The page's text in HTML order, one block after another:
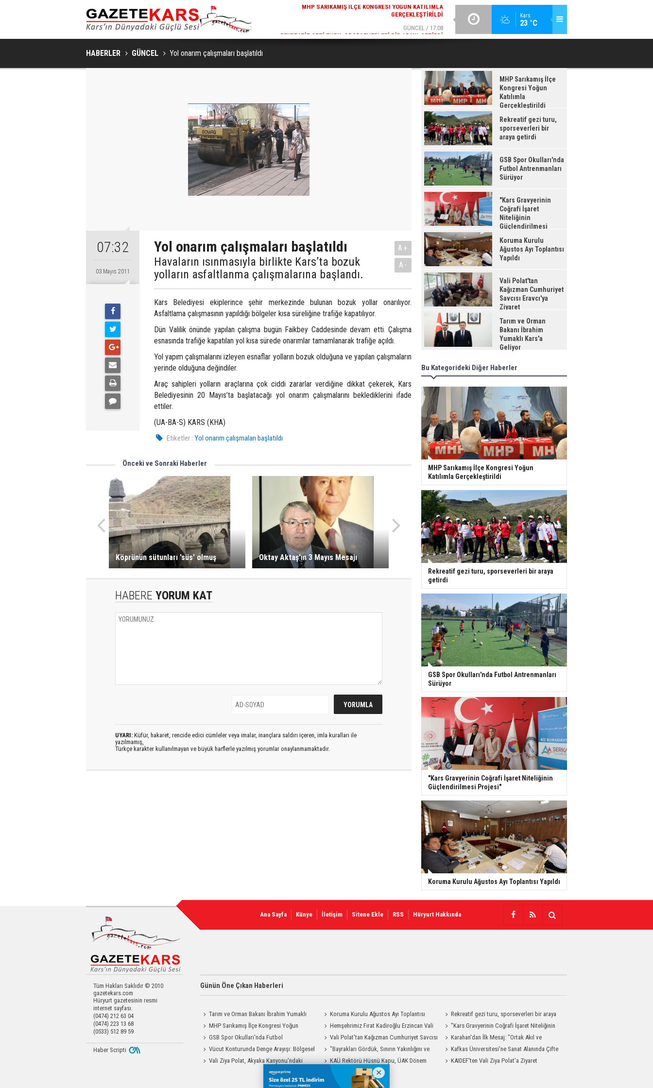
Kars
23 °C
GÜNCEL / 17:08
GSB SPOR OKULLARI'NDA FUTBOL ANTRENMANLARI SÜRÜYOR
HABERLER GÜNCEL Yol onarım çalışmaları başlatıldı
07:32
03 Mayıs 2011
Yol onarım çalışmaları başlatıldı
Havaların ısınmasıyla birlikte Kars’ta bozuk
yolların asfaltlanma çalışmalarına başlandı.
A+
A-
Kars Belediyesi ekiplerince şehir merkezinde bulunan bozuk yollar onarılıyor.
Asfaltlama çalışmasının yapıldığı bölgeler kısa süreliğine trafiğe kapatılıyor.
Dün Valilik önünde yapılan çalışma bugün Faikbey Caddesinde devam etti. Çalışma
esnasında trafiğe kapatılan yol kısa sürede onarımlar tamamlanarak trafiğe açıldı.
Yol yapım çalışmalarını izleyen esnaflar yolların bozuk olduğuna ve yapılan çalışmaların
yerinde olduğuna değindiler.
Araç sahipleri yolların araçlarına çok ciddi zararlar verdiğine dikkat çekerek, Kars
Belediyesinin 20 Mayıs’ta başlatacağı yol onarım çalışmalarını beklediklerini ifade
ettiler.
(UA-BA-S) KARS (KHA)
Etiketler : Yol onarım çalışmaları başlatıldı
Önceki ve Sonraki Haberler
Köprünün sütunları 'süs' olmuş Oktay Aktaş'ın 3 Mayıs Mesajı
HABERE YORUM KAT
UYARI: Küfür, hakaret, rencide edici cümleler veya imalar, inançlara saldırı içeren, imla kuralları ile
yazılmamış,
Türkçe karakter kullanılmayan ve büyük harflerle yazılmış yorumlar onaylanmamaktadır.
MHP Sarıkamış İlçe
Kongresi Yoğun
Katılımla
Gerçekleştirildi
Rekreatif gezi turu,
sporseverleri bir
araya getirdi
GSB Spor Okulları'nda
Futbol Antrenmanları
Sürüyor
"Kars Gravyerinin
Coğrafi İşaret
Niteliğinin
Güçlendirilmesi
Projesi"
Koruma Kurulu
Ağustos Ayı Toplantısı
Yapıldı
Vali Polat'tan
Kağızman Cumhuriyet
Savcısı Eravcı'ya
Ziyaret
Tarım ve Orman
Bakanı İbrahim
Yumaklı Kars'a
Geliyor
Bu Kategorideki Diğer Haberler
MHP Sarıkamış İlçe Kongresi Yoğun
Katılımla Gerçekleştirildi
Rekreatif gezi turu, sporseverleri bir araya
getirdi
GSB Spor Okulları'nda Futbol Antrenmanları
Sürüyor
"Kars Gravyerinin Coğrafi İşaret Niteliğinin
Güçlendirilmesi Projesi"
Koruma Kurulu Ağustos Ayı Toplantısı Yapıldı
Ana Sayfa Künye İletişim Sitene Ekle RSS Hüryurt Hakkında
Tüm Hakları Saklıdır © 2010
gazetekars.com
Hüryurt gazetesinin resmi
internet sayfası.
(0474) 212 63 04
(0474) 223 13 68
(0533) 512 89 59
Günün Öne Çıkan Haberleri
Tarım ve Orman Bakanı İbrahim Yumaklı
Kars'a Geliyor
Koruma Kurulu Ağustos Ayı Toplantısı
Yapıldı
Rekreatif gezi turu, sporseverleri bir araya
getirdi
MHP Sarıkamış İlçe Kongresi Yoğun
Katılımla Gerçekleştirildi
Hemşehrimiz Fırat Kadiroğlu Erzincan Vali
Yardımcılığına Atandı
"Kars Gravyerinin Coğrafi İşaret Niteliğinin
Güçlendirilmesi Projesi"
GSB Spor Okulları'nda Futbol
Antrenmanları Sürüyor
Vali Polat'tan Kağızman Cumhuriyet Savcısı
Eravcı'ya Ziyaret
Karahan'dan İlk Mesaj: "Ortak Akıl ve
Dayanışmayla Çalışacağız"
Vücut Konturunda Denge Arayışı: Bölgesel
Yağ Alma Sürecinin Tüm Aşamaları
"Bayrakları Gördük, Sınırın Yakınlığını ve
Uzaklığını Aynı Anda Hissettik"
Kafkas Üniversitesi'ne Sanat Alanında Çifte
Gurur
Vali Ziya Polat, Akyaka Kanyonu'ndaki
KAÜ Rektörü Hüsnü Kapu, ÜAK Dönem
Başkanlığını Devretti
KAIDEF'ten Vali Ziya Polat'a Ziyaret
Haber Scripti